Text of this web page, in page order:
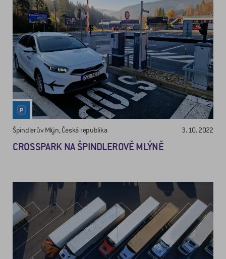
Špindlerův Mlýn, Česká republika 3. 10. 2022
CROSSPARK NA ŠPINDLEROVĚ MLÝNĚ